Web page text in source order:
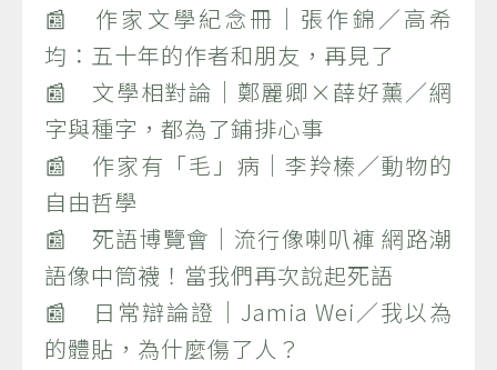
📰 作家文學紀念冊｜張作錦／高希
均：五十年的作者和朋友，再見了
📰 文學相對論｜鄭麗卿×薛好薰／網
字與種字，都為了鋪排心事
📰 作家有「毛」病｜李羚榛／動物的
自由哲學
📰 死語博覽會｜流行像喇叭褲 網路潮
語像中筒襪！當我們再次說起死語
📰 日常辯論證｜Jamia Wei／我以為
的體貼，為什麼傷了人？